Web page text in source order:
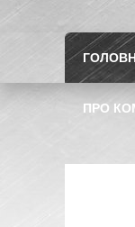
ПРО